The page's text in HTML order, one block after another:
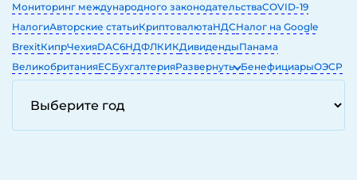
Мониторинг международного законодательстваCOVID-19
НалогиАвторские статьиКриптовалютаНДСНалог на Google
BrexitКипрЧехияDAC6НДФЛКИКДивидендыПанама
ВеликобританияЕСБухгалтерияРазвернуть БенефициарыОЭСР